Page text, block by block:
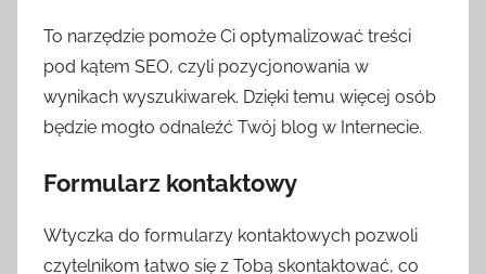
To narzędzie pomoże Ci optymalizować treści
pod kątem SEO, czyli pozycjonowania w
wynikach wyszukiwarek. Dzięki temu więcej osób
będzie mogło odnaleźć Twój blog w Internecie.
Formularz kontaktowy
Wtyczka do formularzy kontaktowych pozwoli
czytelnikom łatwo się z Tobą skontaktować, co